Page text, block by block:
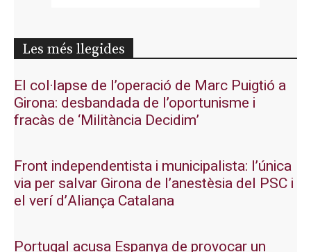
Les més llegides
El col·lapse de l’operació de Marc Puigtió a
Girona: desbandada de l’oportunisme i
fracàs de ‘Militància Decidim’
Front independentista i municipalista: l’única
via per salvar Girona de l’anestèsia del PSC i
el verí d’Aliança Catalana
Portugal acusa Espanya de provocar un